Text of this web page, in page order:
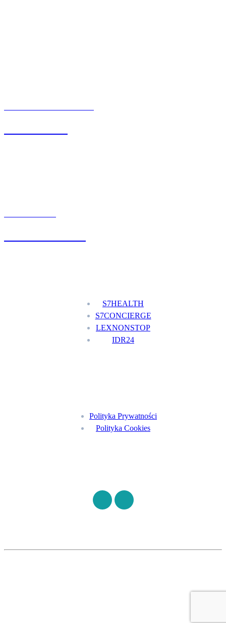
S7HEALTH
S7CONCIERGE
LEXNONSTOP
IDR24
Polityka Prywatności
Polityka Cookies